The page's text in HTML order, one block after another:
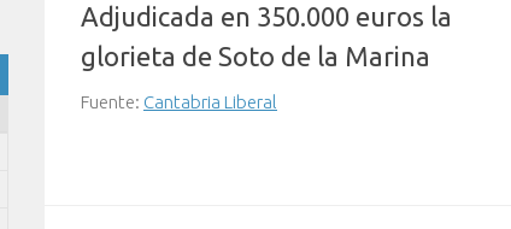
Adjudicada en 350.000 euros la
glorieta de Soto de la Marina
Fuente: Cantabria Liberal